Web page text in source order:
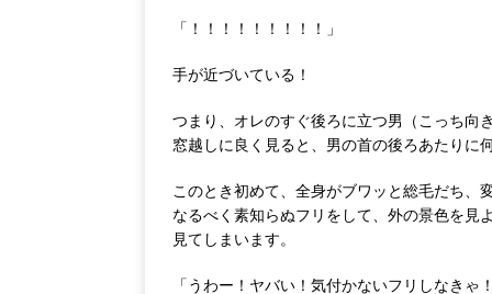
「！！！！！！！！！」
手が近づいている！
つまり、オレのすぐ後ろに立つ男（こっち向
窓越しに良く見ると、男の首の後ろあたりに
このとき初めて、全身がブワッと総毛だち、
なるべく素知らぬフリをして、外の景色を見
見てしまいます。
「うわー！ヤバい！気付かないフリしなきゃ